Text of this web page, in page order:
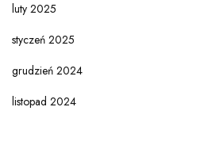
luty 2025
styczeń 2025
grudzień 2024
listopad 2024